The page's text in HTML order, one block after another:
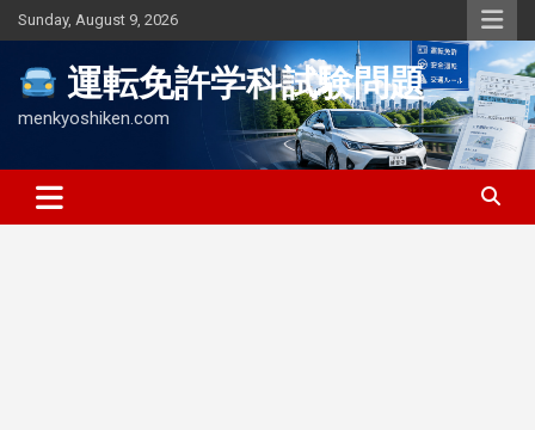
Skip
to
Sunday, August 9, 2026
運転免許学科試験問題
menkyoshiken.com